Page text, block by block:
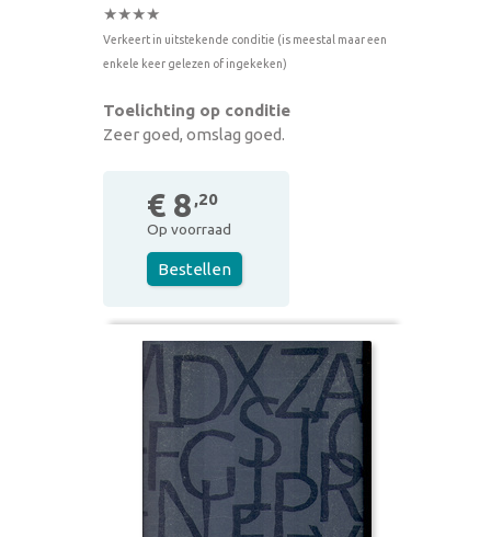
★★★★
Verkeert in uitstekende conditie (is meestal maar een
enkele keer gelezen of ingekeken)
Toelichting op conditie
Zeer goed, omslag goed.
€ 8 ,20
Op voorraad
Bestellen